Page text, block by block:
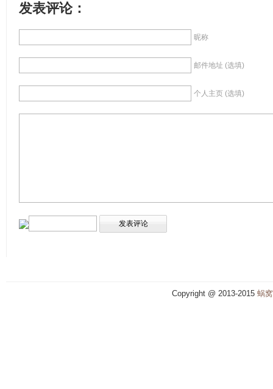
发表评论：
昵称
邮件地址 (选填)
个人主页 (选填)
Copyright @ 2013-2015 蜗